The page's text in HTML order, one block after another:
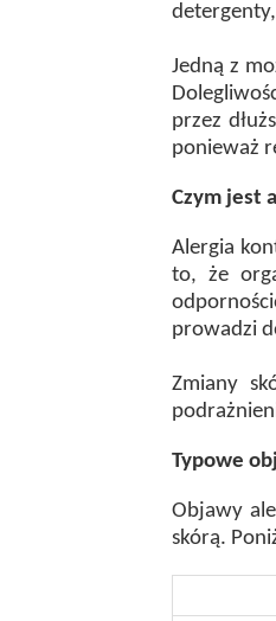
Jedną z
przez
ponieważ
Czym jest
Alergia
to, że
prowadzi
Zmiany
Typowe
Objawy
skórą.